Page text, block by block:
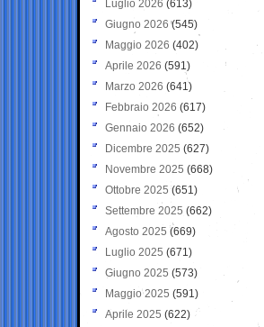
Luglio 2026 (613)
Giugno 2026 (545)
Maggio 2026 (402)
Aprile 2026 (591)
Marzo 2026 (641)
Febbraio 2026 (617)
Gennaio 2026 (652)
Dicembre 2025 (627)
Novembre 2025 (668)
Ottobre 2025 (651)
Settembre 2025 (662)
Agosto 2025 (669)
Luglio 2025 (671)
Giugno 2025 (573)
Maggio 2025 (591)
Aprile 2025 (622)